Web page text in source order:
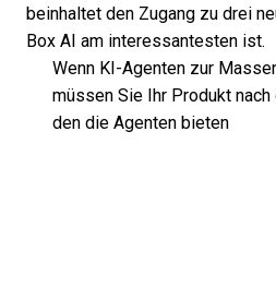
beinhaltet den Zugang zu drei
Box AI am interessantesten ist.
Wenn KI-Agenten zur
müssen Sie Ihr Produkt
den die Agenten bieten